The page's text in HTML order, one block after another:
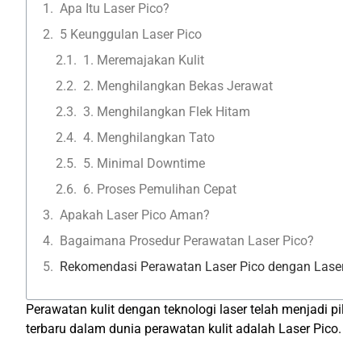
Apa Itu Laser Pico?
5 Keunggulan Laser Pico
1. Meremajakan Kulit
2. Menghilangkan Bekas Jerawat
3. Menghilangkan Flek Hitam
4. Menghilangkan Tato
5. Minimal Downtime
6. Proses Pemulihan Cepat
Apakah Laser Pico Aman?
Bagaimana Prosedur Perawatan Laser Pico?
Rekomendasi Perawatan Laser Pico dengan
Perawatan kulit dengan teknologi laser telah menjadi
terbaru dalam dunia perawatan kulit adalah Laser